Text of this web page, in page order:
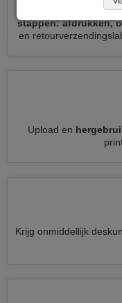
Verminder uw
stappen: afdrukken,
en
Upload en
Krijg onmiddellijk